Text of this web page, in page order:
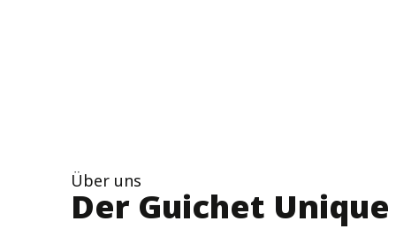
Über uns
Der Guichet Unique